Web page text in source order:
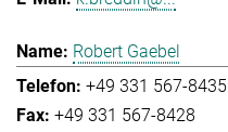
Robert Gaebel
+49 331 567-8435
+49 331 567-8428